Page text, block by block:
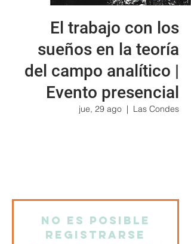
El trabajo con los
sueños en la teoría
del campo analítico |
Evento presencial
jue, 29 ago
  |
Las Condes
No es posible
registrarse